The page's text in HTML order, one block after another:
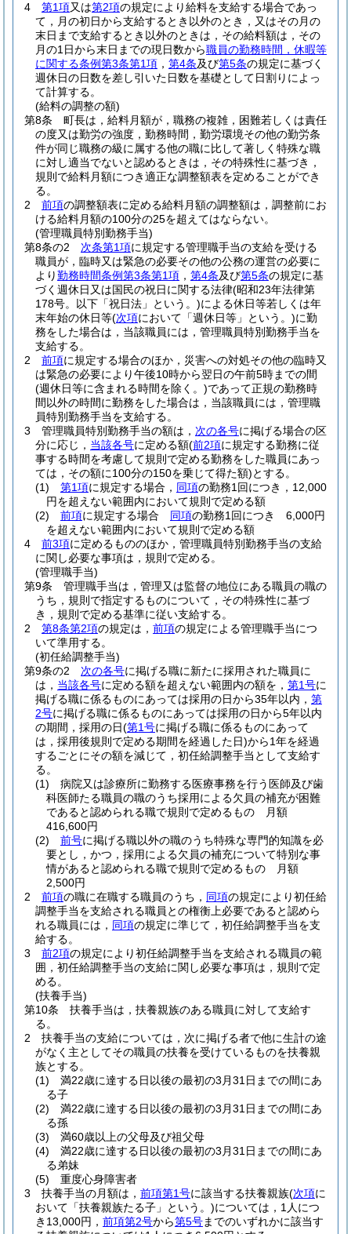
4
第1項又は第2項の規定により給料を支給する場合であっ
て，月の初日から支給するとき以外のとき，又はその月の
末日まで支給するとき以外のときは，その給料額は，その
月の1日から末日までの現日数から職員の勤務時間，休暇等
に関する条例第3条第1項 ， 第4条及び第5条の規定に基づく
週休日の日数を差し引いた日数を基礎として日割りによっ
て計算する。
(給料の調整の額)
第8条
町長は，給料月額が，職務の複雑，困難若しくは責任
の度又は勤労の強度，勤務時間，勤労環境その他の勤労条
件が同じ職務の級に属する他の職に比して著しく特殊な職
に対し適当でないと認めるときは，その特殊性に基づき，
規則で給料月額につき適正な調整額表を定めることができ
る。
2
前項の調整額表に定める給料月額の調整額は，調整前にお
ける給料月額の100分の25を超えてはならない。
(管理職員特別勤務手当)
第8条の2
次条第1項に規定する管理職手当の支給を受ける
職員が，臨時又は緊急の必要その他の公務の運営の必要に
より勤務時間条例第3条第1項 ， 第4条及び第5条の規定に基
づく週休日又は国民の祝日に関する法律(昭和23年法律第
178号。以下「祝日法」という。)による休日等若しくは年
末年始の休日等(次項において「週休日等」という。)に勤
務をした場合は，当該職員には，管理職員特別勤務手当を
支給する。
2
前項に規定する場合のほか，災害への対処その他の臨時又
は緊急の必要により午後10時から翌日の午前5時までの間
(週休日等に含まれる時間を除く。)であって正規の勤務時
間以外の時間に勤務をした場合は，当該職員には，管理職
員特別勤務手当を支給する。
3
管理職員特別勤務手当の額は， 次の各号に掲げる場合の区
分に応じ， 当該各号に定める額(前2項に規定する勤務に従
事する時間を考慮して規則で定める勤務をした職員にあっ
ては，その額に100分の150を乗じて得た額)とする。
(1)
第1項に規定する場合， 同項の勤務1回につき，12,000
円を超えない範囲内において規則で定める額
(2)
前項に規定する場合 同項の勤務1回につき 6,000円
を超えない範囲内において規則で定める額
4
前3項に定めるもののほか，管理職員特別勤務手当の支給
に関し必要な事項は，規則で定める。
(管理職手当)
第9条
管理職手当は，管理又は監督の地位にある職員の職の
うち，規則で指定するものについて，その特殊性に基づ
き，規則で定める基準に従い支給する。
2
第8条第2項の規定は， 前項の規定による管理職手当につ
いて準用する。
(初任給調整手当)
第9条の2
次の各号に掲げる職に新たに採用された職員に
は， 当該各号に定める額を超えない範囲内の額を， 第1号に
掲げる職に係るものにあっては採用の日から35年以内， 第
2号に掲げる職に係るものにあっては採用の日から5年以内
の期間，採用の日(第1号に掲げる職に係るものにあって
は，採用後規則で定める期間を経過した日)から1年を経過
するごとにその額を減じて，初任給調整手当として支給す
る。
(1)
病院又は診療所に勤務する医療事務を行う医師及び歯
科医師たる職員の職のうち採用による欠員の補充が困難
であると認められる職で規則で定めるもの 月額
416,600円
(2)
前号に掲げる職以外の職のうち特殊な専門的知識を必
要とし，かつ，採用による欠員の補充について特別な事
情があると認められる職で規則で定めるもの 月額
2,500円
2
前項の職に在職する職員のうち， 同項の規定により初任給
調整手当を支給される職員との権衡上必要であると認めら
れる職員には， 同項の規定に準じて，初任給調整手当を支
給する。
3
前2項の規定により初任給調整手当を支給される職員の範
囲，初任給調整手当の支給に関し必要な事項は，規則で定
める。
(扶養手当)
第10条
扶養手当は，扶養親族のある職員に対して支給す
る。
2
扶養手当の支給については，次に掲げる者で他に生計の途
がなく主としてその職員の扶養を受けているものを扶養親
族とする。
(1)
満22歳に達する日以後の最初の3月31日までの間にあ
る子
(2)
満22歳に達する日以後の最初の3月31日までの間にあ
る孫
(3)
満60歳以上の父母及び祖父母
(4)
満22歳に達する日以後の最初の3月31日までの間にあ
る弟妹
(5)
重度心身障害者
3
扶養手当の月額は， 前項第1号に該当する扶養親族(次項に
おいて「扶養親族たる子」という。)については，1人につ
き13,000円， 前項第2号から第5号までのいずれかに該当す